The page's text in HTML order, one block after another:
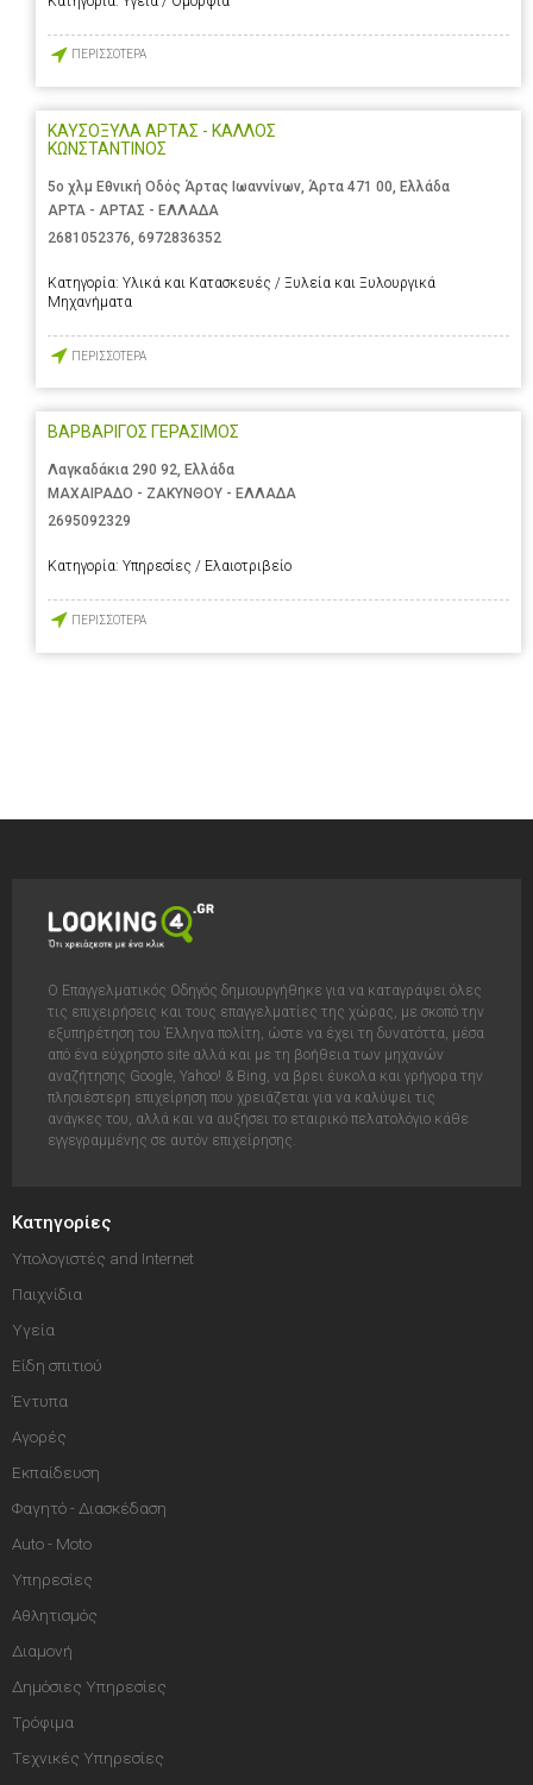
ΠΕΡΙΣΣΟΤΕΡΑ
ΚΑΥΣΟΞΥΛΑ ΑΡΤΑΣ - ΚΑΛΛΟΣ
ΚΩΝΣΤΑΝΤΙΝΟΣ
5ο χλμ Εθνική Οδός Άρτας Ιωαννίνων, Άρτα 471 00, Ελλάδα
ΑΡΤΑ - ΑΡΤΑΣ - ΕΛΛΑΔΑ
2681052376, 6972836352
Κατηγορία: Υλικά και Κατασκευές / Ξυλεία και Ξυλουργικά
Μηχανήματα
ΠΕΡΙΣΣΟΤΕΡΑ
ΒΑΡΒΑΡΙΓΟΣ ΓΕΡΑΣΙΜΟΣ
Λαγκαδάκια 290 92, Ελλάδα
ΜΑΧΑΙΡΑΔΟ - ΖΑΚΥΝΘΟΥ - ΕΛΛΑΔΑ
2695092329
Κατηγορία: Υπηρεσίες / Ελαιοτριβείο
ΠΕΡΙΣΣΟΤΕΡΑ
Ο Επαγγελματικός Οδηγός δημιουργήθηκε για να καταγράψει όλες
τις επιχειρήσεις και τους επαγγελματίες της χώρας, με σκοπό την
εξυπηρέτηση του Έλληνα πολίτη, ώστε να έχει τη δυνατόττα, μέσα
από ένα εύχρηστο site αλλά και με τη βοήθεια των μηχανών
αναζήτησης Google, Yahoo! & Bing, να βρει έυκολα και γρήγορα την
πλησιέστερη επιχείρηση που χρειάζεται για να καλύψει τις
ανάγκες του, αλλά και να αυξήσει το εταιρικό πελατολόγιο κάθε
εγγεγραμμένης σε αυτόν επιχείρησης.
Κατηγορίες
Υπολογιστές and Internet
Παιχνίδια
Υγεία
Είδη σπιτιού
Έντυπα
Αγορές
Εκπαίδευση
Φαγητό - Διασκέδαση
Auto - Moto
Υπηρεσίες
Αθλητισμός
Διαμονή
Δημόσιες Υπηρεσίες
Τρόφιμα
Τεχνικές Υπηρεσίες